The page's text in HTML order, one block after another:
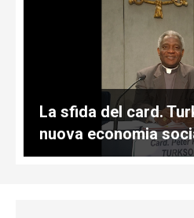
La sfida del card.
nuova economia